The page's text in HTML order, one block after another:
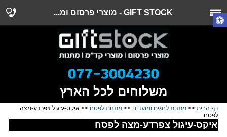
GIFT STOCK - מוצרי פרסום ומ...
משלוחים לכל הארץ
דף הבית >> מתנות לחגים ומועדים >> מתנות לפסח >> איקס-עיגול צפרדע-מצה
לפסח
איקס-עיגול צפרדע-מצה לפסח